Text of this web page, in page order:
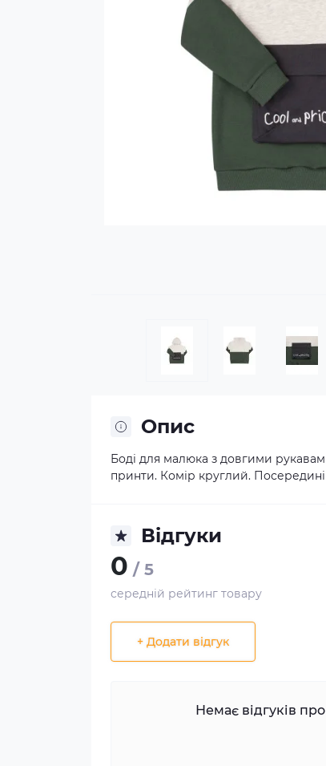
Опис
Боді для малюка з довгими
принти. Комір круглий. Посередині
Відгуки
0 / 5
середній рейтинг товару
+ Додати відгук
Немає відгуків